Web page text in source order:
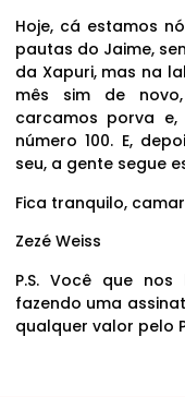
Hoje, cá estamos
pautas do Jaime,
da Xapuri, mas na
mês sim de
carcamos porva
número 100. E,
seu, a gente segue
Fica tranquilo,
Zezé Weiss
P.S. Você que
fazendo uma
qualquer valor pelo